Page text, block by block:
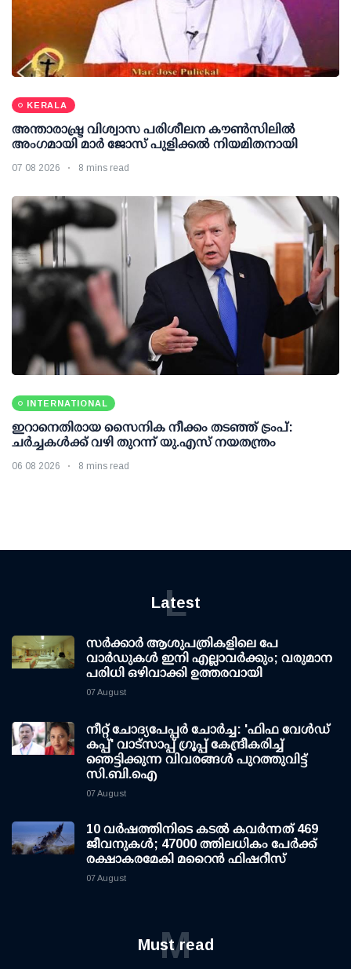
KERALA
അന്താരാഷ്ട്ര വിശ്വാസ പരിശീലന കൗണ്‍സിലില്‍
അംഗമായി മാര്‍ ജോസ് പുളിക്കല്‍ നിയമിതനായി
07 08 2026 8 mins read
INTERNATIONAL
ഇറാനെതിരായ സൈനിക നീക്കം തടഞ്ഞ് ട്രംപ്:
ചര്‍ച്ചകള്‍ക്ക് വഴി തുറന്ന് യു.എസ് നയതന്ത്രം
06 08 2026 8 mins read
Latest
L
സര്‍ക്കാര്‍ ആശുപത്രികളിലെ പേ
വാര്‍ഡുകള്‍ ഇനി എല്ലാവര്‍ക്കും; വരുമാന
പരിധി ഒഴിവാക്കി ഉത്തരവായി
07 August
നീറ്റ് ചോദ്യപേപ്പര്‍ ചോര്‍ച്ച: 'ഫിഫ വേള്‍ഡ്
കപ്പ്' വാട്സാപ്പ് ഗ്രൂപ്പ് കേന്ദ്രീകരിച്ച്
ഞെട്ടിക്കുന്ന വിവരങ്ങള്‍ പുറത്തുവിട്ട്
സി.ബി.ഐ
07 August
10 വര്‍ഷത്തിനിടെ കടല്‍ കവര്‍ന്നത് 469
ജീവനുകള്‍; 47000 ത്തിലധികം പേര്‍ക്ക്
രക്ഷാകരമേകി മറൈന്‍ ഫിഷറീസ്
07 August
Must read
M